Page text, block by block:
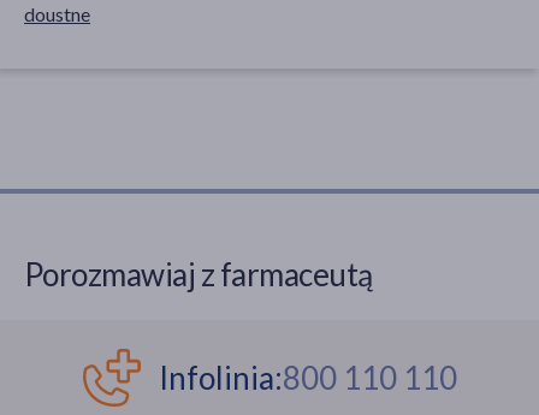
doustne
Porozmawiaj z farmaceutą
Infolinia:800 110 110